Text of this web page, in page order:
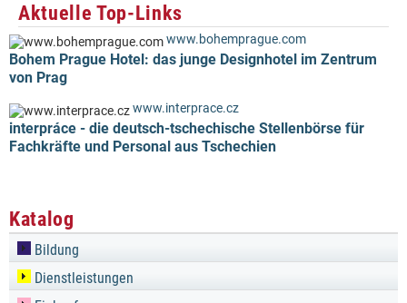
Aktuelle Top-Links
www.bohemprague.com
Bohem Prague Hotel: das junge Designhotel im Zentrum
von Prag
www.interprace.cz
interpráce - die deutsch-tschechische Stellenbörse für
Fachkräfte und Personal aus Tschechien
Katalog
Bildung
Dienstleistungen